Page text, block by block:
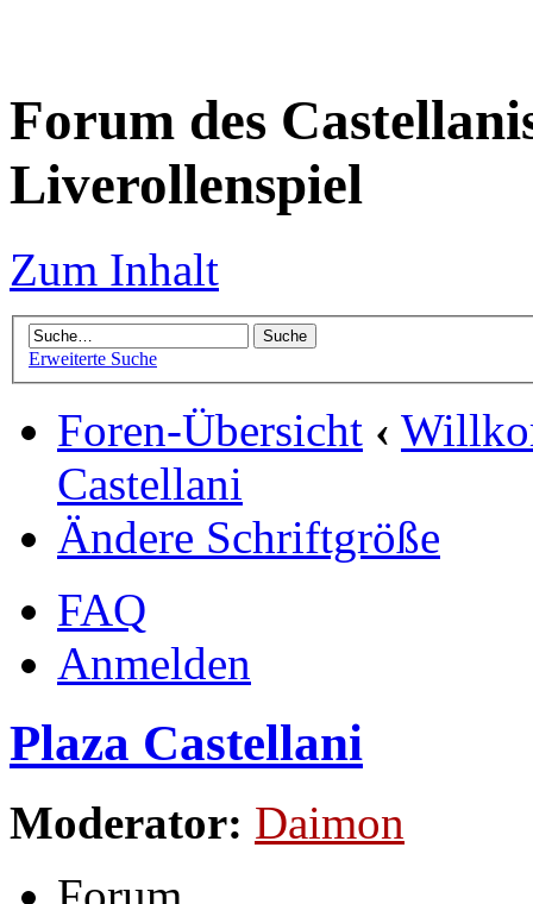
Forum des
Liverollenspiel
Zum Inhalt
Erweiterte Suche
Foren-Übersicht ‹
Castellani
Ändere Schriftgröße
FAQ
Anmelden
Plaza Castellani
Moderator: Daimon